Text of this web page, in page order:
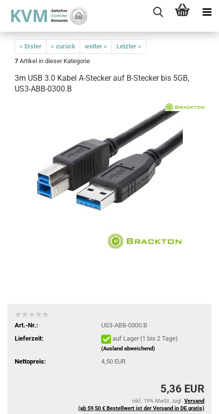
« Erster « zurück weiter »
Letzter »
7 Artikel in dieser Kategorie
3m USB 3.0 Kabel A-Stecker auf B-Stecker bis 5GB,
US3-ABB-0300.B
Art.-Nr.:
US3-ABB-0300.B
Lieferzeit:
auf Lager (1 bis 2 Tage)
(Ausland abweichend)
Nettopreis: 4,50 EUR
5,36 EUR
inkl. 19% MwSt. zzgl. Versand
(ab 59,50 € Bestellwert ist der Versand in DE gratis)